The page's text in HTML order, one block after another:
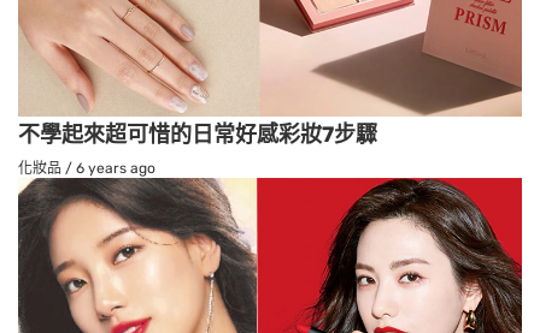
不學起來超可惜的日常好感彩妝7步驟
化妝品 / 6 years ago